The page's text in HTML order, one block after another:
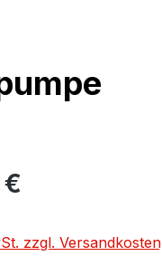
zzgl. Versandkosten